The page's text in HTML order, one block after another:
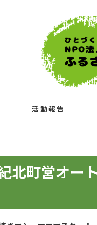
活 動 報 告
北町営オー